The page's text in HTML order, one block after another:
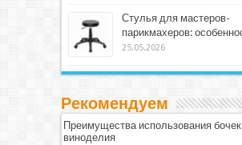
Стулья для мастеров-
парикмахеров:
25.05.2026
Рекомендуем
Преимущества использования
виноделия